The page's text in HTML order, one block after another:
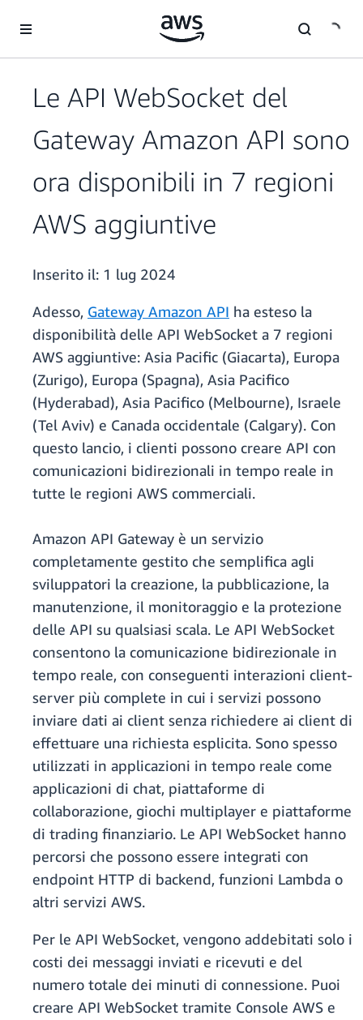
Le API WebSocket del
Gateway Amazon API sono
ora disponibili in 7 regioni
AWS aggiuntive
Inserito il: 1 lug 2024
Adesso, Gateway Amazon API ha esteso la
disponibilità delle API WebSocket a 7 regioni
AWS aggiuntive: Asia Pacific (Giacarta), Europa
(Zurigo), Europa (Spagna), Asia Pacifico
(Hyderabad), Asia Pacifico (Melbourne), Israele
(Tel Aviv) e Canada occidentale (Calgary). Con
questo lancio, i clienti possono creare API con
comunicazioni bidirezionali in tempo reale in
tutte le regioni AWS commerciali.
Amazon API Gateway è un servizio
completamente gestito che semplifica agli
sviluppatori la creazione, la pubblicazione, la
manutenzione, il monitoraggio e la protezione
delle API su qualsiasi scala. Le API WebSocket
consentono la comunicazione bidirezionale in
tempo reale, con conseguenti interazioni client-
server più complete in cui i servizi possono
inviare dati ai client senza richiedere ai client di
effettuare una richiesta esplicita. Sono spesso
utilizzati in applicazioni in tempo reale come
applicazioni di chat, piattaforme di
collaborazione, giochi multiplayer e piattaforme
di trading finanziario. Le API WebSocket hanno
percorsi che possono essere integrati con
endpoint HTTP di backend, funzioni Lambda o
altri servizi AWS.
Per le API WebSocket, vengono addebitati solo i
costi dei messaggi inviati e ricevuti e del
numero totale dei minuti di connessione. Puoi
creare API WebSocket tramite Console AWS e